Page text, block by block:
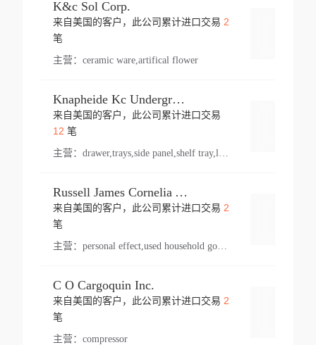
K&c Sol Corp.
来自美国的客户，此公司累计进口交易 2
笔
主营： ceramic ware,artifical flower
Knapheide Kc Underground
来自美国的客户，此公司累计进口交易
12 笔
主营：
Russell James Cornelia Arlington Va
来自美国的客户，此公司累计进口交易 2
笔
主营： personal effect,used household goods
C O Cargoquin Inc.
来自美国的客户，此公司累计进口交易 2
笔
主营： compressor